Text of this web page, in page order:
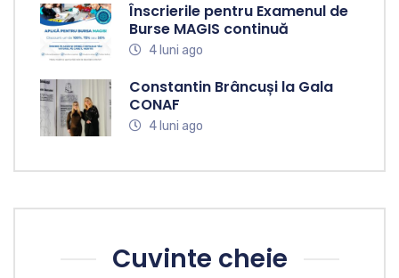
Înscrierile pentru Examenul de
Burse MAGIS continuă
4 luni ago
Constantin Brâncuși la Gala
CONAF
4 luni ago
Cuvinte cheie